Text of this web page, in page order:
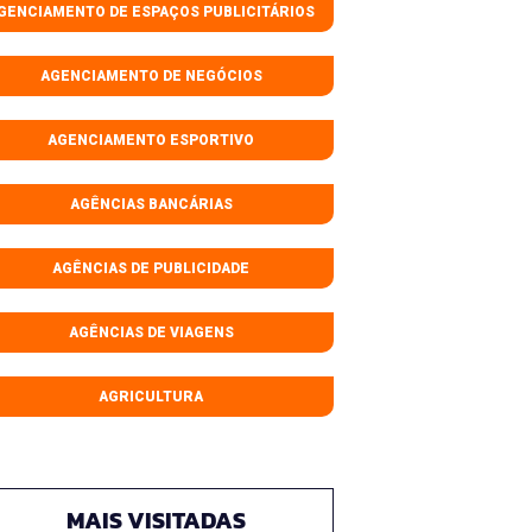
DE ESPAÇOS PUBLICITÁRIOS
AGENCIAMENTO DE NEGÓCIOS
AGENCIAMENTO ESPORTIVO
AGÊNCIAS BANCÁRIAS
AGÊNCIAS DE PUBLICIDADE
AGÊNCIAS DE VIAGENS
AGRICULTURA
MAIS VISITADAS